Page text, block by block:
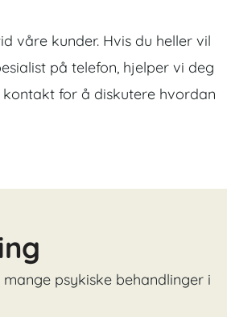
våre kunder. Hvis du heller vil
på telefon, hjelper vi deg
kontakt for å diskutere hvordan
psykiske behandlinger i